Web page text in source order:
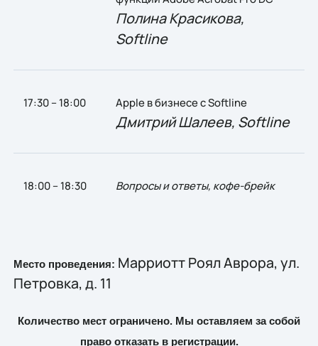
Полина Красикова,
Softline
17:30 – 18:00 Apple в бизнесе с Softline
Дмитрий Шалеев, Softline
18:00 – 18:30 Вопросы и ответы, кофе-брейк
Место проведения: Марриотт Роял Аврора, ул.
Петровка, д. 11
Количество мест ограничено. Мы оставляем за собой
право отказать в регистрации.